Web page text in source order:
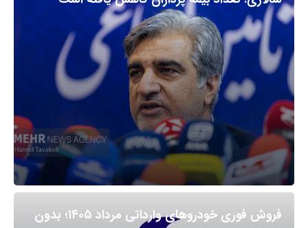
فروش فوری خودروهای وارداتی مرداد ۱۴۰۵؛ بدون